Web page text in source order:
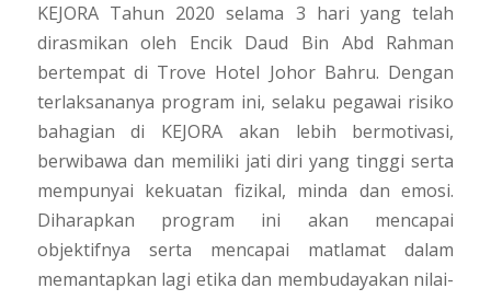
KEJORA Tahun 2020 selama 3 hari yang telah
dirasmikan oleh Encik Daud Bin Abd Rahman
bertempat di Trove Hotel Johor Bahru. Dengan
terlaksananya program ini, selaku pegawai risiko
bahagian di KEJORA akan lebih bermotivasi,
berwibawa dan memiliki jati diri yang tinggi serta
mempunyai kekuatan fizikal, minda dan emosi.
Diharapkan program ini akan mencapai
objektifnya serta mencapai matlamat dalam
memantapkan lagi etika dan membudayakan nilai-